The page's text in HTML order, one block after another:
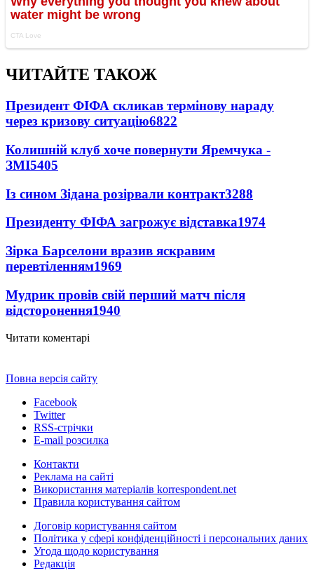
ЧИТАЙТЕ ТАКОЖ
Президент ФІФА скликав термінову нараду
через кризову ситуацію6822
Колишній клуб хоче повернути Яремчука -
ЗМІ5405
Із сином Зідана розірвали контракт3288
Президенту ФІФА загрожує відставка1974
Зірка Барселони вразив яскравим
перевтіленням1969
Мудрик провів свій перший матч після
відсторонення1940
Читати коментарі
Повна версія сайту
Facebook
Twitter
RSS-стрічки
E-mail розсилка
Контакти
Реклама на сайті
Використання матеріалів korrespondent.net
Правила користування сайтом
Договір користування сайтом
Політика у сфері конфіденційності і персональних даних
Угода щодо користування
Редакція